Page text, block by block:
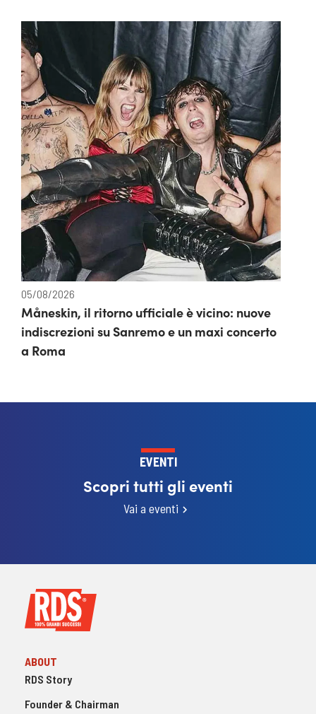
05/08/2026
Måneskin, il ritorno ufficiale è vicino: nuove
indiscrezioni su Sanremo e un maxi concerto
a Roma
EVENTI
Scopri tutti gli eventi
Vai a eventi
ABOUT
RDS Story
Founder & Chairman